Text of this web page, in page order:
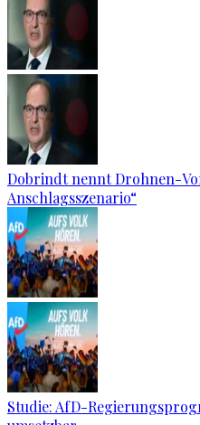
Dobrindt nennt Drohnen-
Anschlagsszenario“
Studie: AfD-